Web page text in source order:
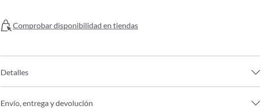
Comprobar disponibilidad en tiendas
Detalles
Envío, entrega y devolución